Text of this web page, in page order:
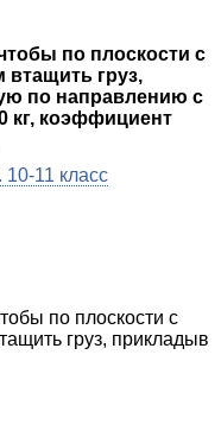
по плоскости с
втащить груз,
по направлению с
кг, коэффициент
11 класс